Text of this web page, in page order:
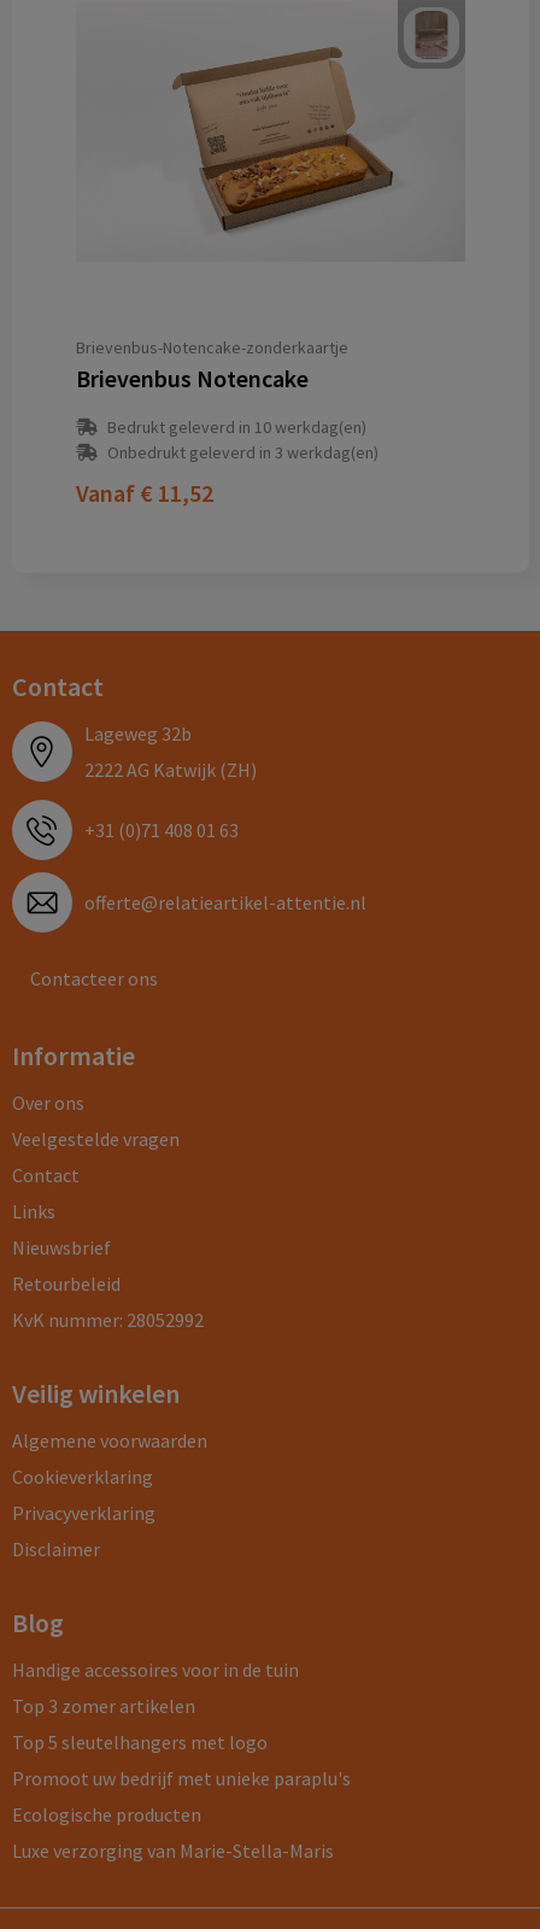
Brievenbus-Notencake-zonderkaartje
Brievenbus Notencake
Bedrukt geleverd in 10 werkdag(en)
Onbedrukt geleverd in 3 werkdag(en)
Vanaf € 11,52
Contact
Lageweg 32b
2222 AG Katwijk (ZH)
+31 (0)71 408 01 63
offerte@relatieartikel-attentie.nl
Contacteer ons
Informatie
Over ons
Veelgestelde vragen
Contact
Links
Nieuwsbrief
Retourbeleid
KvK nummer: 28052992
Veilig winkelen
Algemene voorwaarden
Cookieverklaring
Privacyverklaring
Disclaimer
Blog
Handige accessoires voor in de tuin
Top 3 zomer artikelen
Top 5 sleutelhangers met logo
Promoot uw bedrijf met unieke paraplu's
Ecologische producten
Luxe verzorging van Marie-Stella-Maris